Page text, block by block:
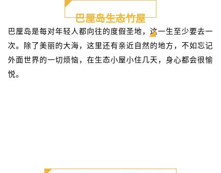
巴厘岛生态竹屋
巴厘岛是每对年轻人都向往的度假圣地，这一生至少要去一
次。除了美丽的大海，这里还有亲近自然的地方，不如忘记
外面世界的一切烦恼，在生态小屋小住几天，身心都会很愉
悦。